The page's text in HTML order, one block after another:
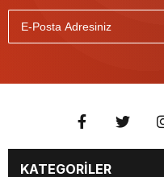
KATEGORİLER